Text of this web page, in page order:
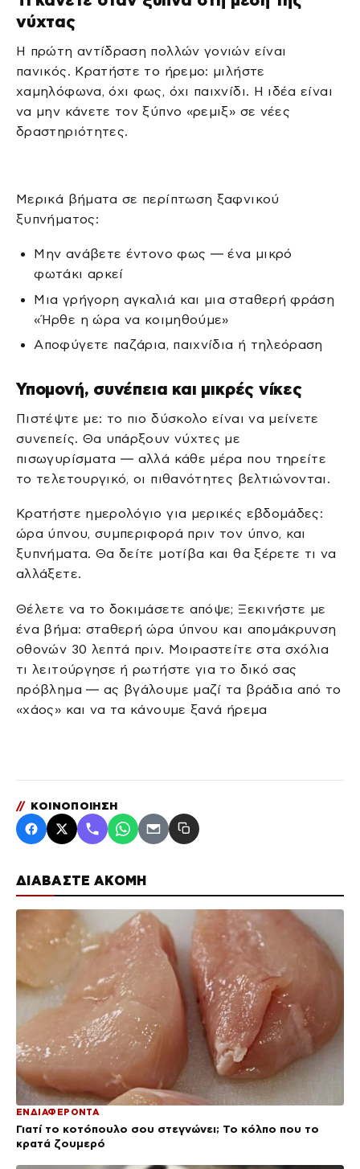
ΔΙΑΒΑΣΤΕ ΑΚΟΜΗ
ΕΝΔΙΑΦΕΡΟΝΤΑ
Γιατί το κοτόπουλο σου στεγνώνει; Το κόλπο που το
κρατά ζουμερό
νύχτας
Η πρώτη αντίδραση πολλών γονιών είναι
πανικός. Κρατήστε το ήρεμο: μιλήστε
χαμηλόφωνα, όχι φως, όχι παιχνίδι. Η ιδέα είναι
να μην κάνετε τον ξύπνο «ρεμιξ» σε νέες
δραστηριότητες.
Μερικά βήματα σε περίπτωση ξαφνικού
ξυπνήματος:
Μην ανάβετε έντονο φως — ένα μικρό
φωτάκι αρκεί
Μια γρήγορη αγκαλιά και μια σταθερή φράση
«Ήρθε η ώρα να κοιμηθούμε»
Αποφύγετε παζάρια, παιχνίδια ή τηλεόραση
Υπομονή, συνέπεια και μικρές νίκες
Πιστέψτε με: το πιο δύσκολο είναι να μείνετε
συνεπείς. Θα υπάρξουν νύχτες με
πισωγυρίσματα — αλλά κάθε μέρα που τηρείτε
το τελετουργικό, οι πιθανότητες βελτιώνονται.
Κρατήστε ημερολόγιο για μερικές εβδομάδες:
ώρα ύπνου, συμπεριφορά πριν τον ύπνο, και
ξυπνήματα. Θα δείτε μοτίβα και θα ξέρετε τι να
αλλάξετε.
Θέλετε να το δοκιμάσετε απόψε; Ξεκινήστε με
ένα βήμα: σταθερή ώρα ύπνου και απομάκρυνση
οθονών 30 λεπτά πριν. Μοιραστείτε στα σχόλια
τι λειτούργησε ή ρωτήστε για το δικό σας
πρόβλημα — ας βγάλουμε μαζί τα βράδια από το
«χάος» και να τα κάνουμε ξανά ήρεμα
// ΚΟΙΝΟΠΟΙΗΣΗ